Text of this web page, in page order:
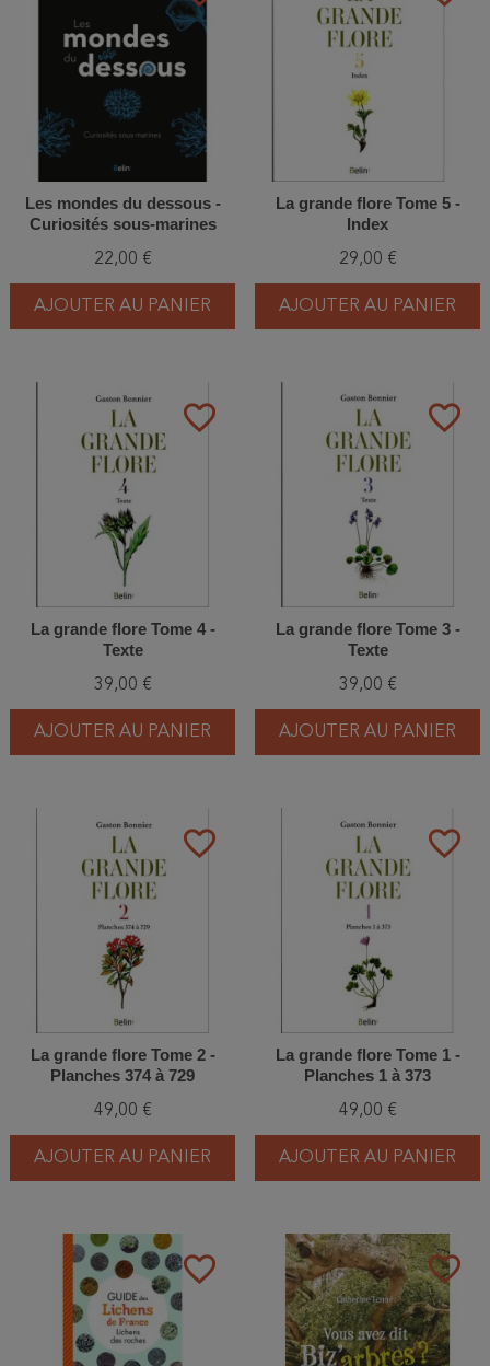
Les mondes du dessous -
Curiosités sous-marines
22,00 €
AJOUTER AU PANIER
La grande flore Tome 5 -
Index
29,00 €
AJOUTER AU PANIER
favorite_border
La grande flore Tome 4 -
Texte
39,00 €
AJOUTER AU PANIER
favorite_border
La grande flore Tome 3 -
Texte
39,00 €
AJOUTER AU PANIER
favorite_border
La grande flore Tome 2 -
Planches 374 à 729
49,00 €
AJOUTER AU PANIER
favorite_border
La grande flore Tome 1 -
Planches 1 à 373
49,00 €
AJOUTER AU PANIER
favorite_border favorite_border